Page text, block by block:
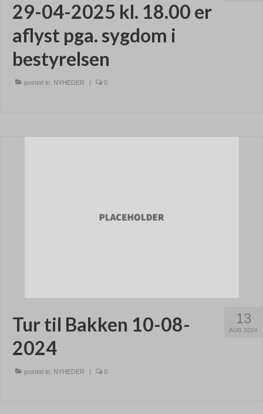
29-04-2025 kl. 18.00 er
aflyst pga. sygdom i
bestyrelsen
posted in: NYHEDER | 0
13
AUG 2024
Tur til Bakken 10-08-
2024
posted in: NYHEDER | 0